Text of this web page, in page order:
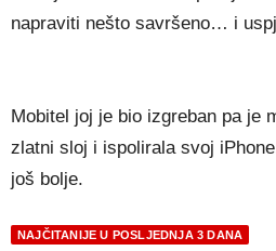
napraviti nešto savršeno… i
Mobitel joj je bio izgreban pa je
zlatni sloj i ispolirala svoj
još bolje.
NAJČITANIJE U POSLJEDNJA 3 DANA